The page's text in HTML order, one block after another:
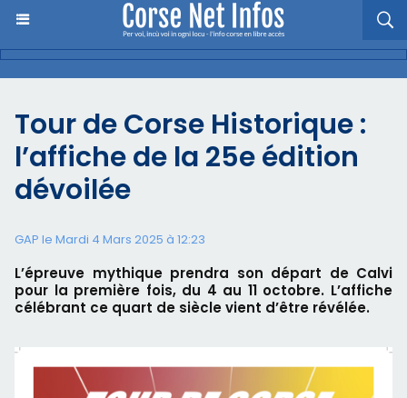
Tour de Corse Historique :
l’affiche de la 25e édition
dévoilée
GAP le Mardi 4 Mars 2025 à 12:23
L’épreuve mythique prendra son départ de Calvi
pour la première fois, du 4 au 11 octobre. L’affiche
célébrant ce quart de siècle vient d’être révélée.